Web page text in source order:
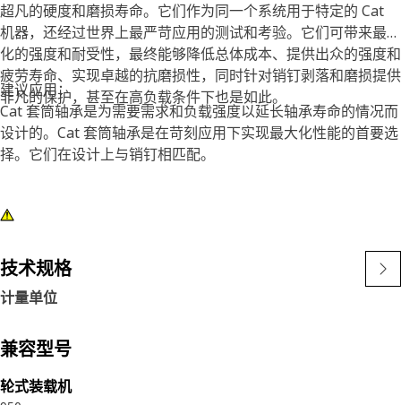
超凡的硬度和磨损寿命。它们作为同一个系统用于特定的 Cat
机器，还经过世界上最严苛应用的测试和考验。它们可带来最大
化的强度和耐受性，最终能够降低总体成本、提供出众的强度和
疲劳寿命、实现卓越的抗磨损性，同时针对销钉剥落和磨损提供
非凡的保护，甚至在高负载条件下也是如此。
建议应用：
Cat 套筒轴承是为需要需求和负载强度以延长轴承寿命的情况而
设计的。Cat 套筒轴承是在苛刻应用下实现最大化性能的首要选
择。它们在设计上与销钉相匹配。
技术规格
计量单位
兼容型号
轮式装载机